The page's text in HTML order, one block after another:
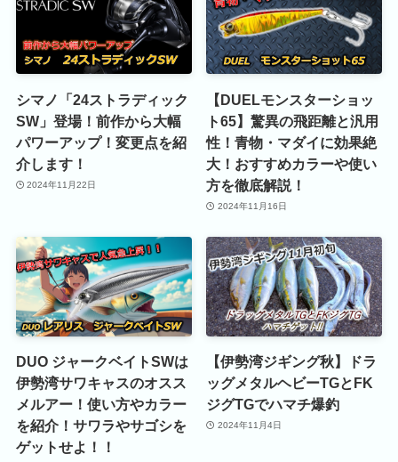
シマノ「24ストラディック
SW」登場！前作から大幅
パワーアップ！変更点を紹
介します！
2024年11月22日
【DUELモンスターショッ
ト65】驚異の飛距離と汎用
性！青物・マダイに効果絶
大！おすすめカラーや使い
方を徹底解説！
2024年11月16日
DUO ジャークベイトSWは
伊勢湾サワキャスのオスス
メルアー！使い方やカラー
を紹介！サワラやサゴシを
ゲットせよ！！
【伊勢湾ジギング秋】ドラ
ッグメタルヘビーTGとFK
ジグTGでハマチ爆釣
2024年11月4日